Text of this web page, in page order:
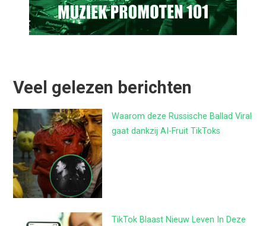
Veel gelezen berichten
Waarom deze Russische Ballad Viral
gaat dankzij AI-Fruit TikToks
TikTok Blaast Nieuw Leven In Deze